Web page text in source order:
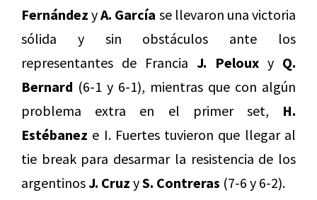
Fernández yA. García se llevaron una victoria
sólida y sin obstáculos ante los
representantes de Francia J. Peloux y Q.
Bernard (6-1 y 6-1), mientras que con algún
problema extra en el primer set, H.
Estébanez e I. Fuertes tuvieron que llegar al
tie break para desarmar la resistencia de los
argentinosJ. Cruz yS. Contreras (7-6 y 6-2).